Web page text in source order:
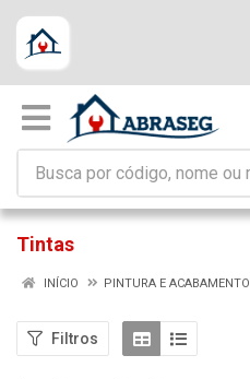
Tintas
INÍCIO PINTURA E ACABAMENTO
Filtros